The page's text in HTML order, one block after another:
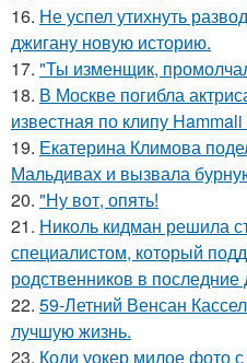
16. Не успел утихнуть
джигану новую историю.
17. "Ты изменщик,
18. В Москве погибла
известная по клипу
19. Екатерина Климова
Мальдивах и вызвала
20. "Ну вот, опять!
21. Николь кидман решила
специалистом, который
родственников в последние
22. 59-Летний Венсан
лучшую жизнь.
23. Коди уокер милое фото